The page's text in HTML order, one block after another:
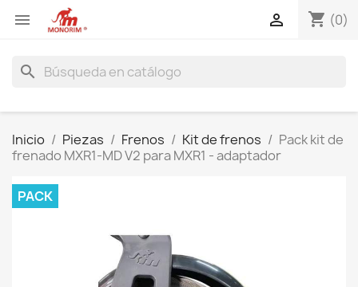
 shopping_cart (0)

search
Inicio Piezas Frenos Kit de frenos
Pack kit de
frenado MXR1-MD V2 para MXR1 - adaptador
PACK